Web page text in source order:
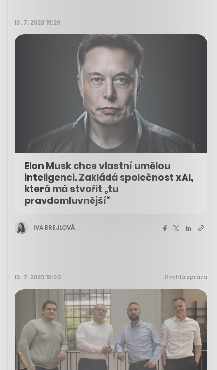
13. 7. 2023 19:29
Elon Musk chce vlastní umělou
inteligenci. Zakládá společnost xAI,
která má stvořit „tu
pravdomluvnější“
IVA BREJLOVÁ
13. 7. 2023 18:35 Rychlá zpráva